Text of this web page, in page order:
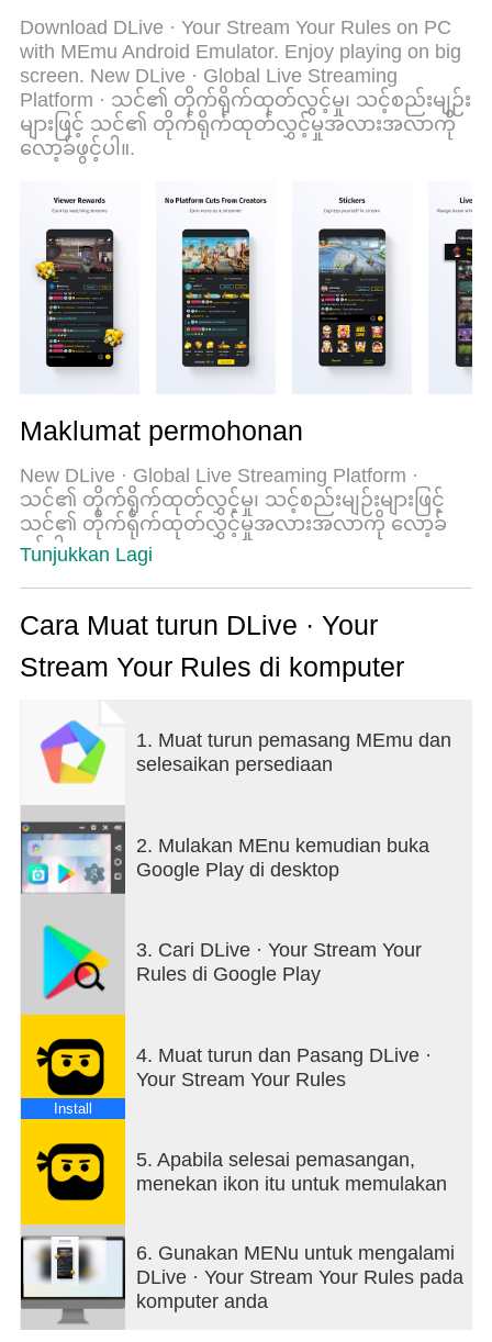
mudah, kawalan intuitif, tidak ada batasan bateri,
data mudah alih, dan panggilan yang mengganggu.
MEmu 9 yang baru adalah pilihan terbaik untuk
menggunakan DLive · Your Stream Your Rules di
komputer anda. Dikodkan dengan penyerapan
kami, pengurus multi-instance menjadikan
sama mungkin. Dan yang paling penting, mesin
emulasi eksklusif kami dapat melepaskan potensi
penuh PC anda, menjadikan semuanya lancar dan
menyeronokkan.
Download DLive · Your Stream Your Rules on PC
with MEmu Android Emulator. Enjoy playing on big
screen. New DLive · Global Live Streaming
Platform · သင်၏ တိုက်ရိုက်ထုတ်လွှင့်မှု၊ သင့်စည်းမျဉ်း
များဖြင့် သင်၏ တိုက်ရိုက်ထုတ်လွှင့်မှုအလားအလာကို
လော့ခ်ဖွင့်ပါ။.
Maklumat permohonan
New DLive · Global Live Streaming Platform ·
သင်၏ တိုက်ရိုက်ထုတ်လွှင့်မှု၊ သင့်စည်းမျဉ်းများဖြင့်
သင်၏ တိုက်ရိုက်ထုတ်လွှင့်မှုအလားအလာကို လော့ခ်
ဖွင့်ပါ။
ဖန်တီးသူများနှင့် ကြည့်ရှုသူများကို ခွန်အားပေးသည့်
ဖန်တီးရန်ဖြစ်သည်။
- ကြည့်ရှုသူဆုလာဘ်များ
ထုတ်လွှင့်မှုများကို ကြည့်ရှုပြီး ထုတ်လွှင့်သူများနှင့်
ချိတ်ဆက်ခြင်းဖြင့် ဝင်ငွေရယူပါ။
အချင်းချင်း ပံ့ပိုးကူညီသော အသိုက်အဝန်း၏ တစ်စိတ်
တစ်ပိုင်းဖြစ်ပါ။ အသိုင်းအဝိုင်းသည် DLive ၏အနာဂတ်
ကိုလမ်းညွှန်ခြင်းဖြင့် ပလပ်ဖောင်း၏ပိုင်ဆိုင်မှုတွင်
- တိုက်ရိုက်သတိပေးချက်များ
သင်အကြိုက်ဆုံး တိုက်ရိုက်ထုတ်လွှင့်သူများကို လိုက်နာ
ရယူပါ။
- ရာနှင့်ချီသောဂိမ်းများ
တွက်နိုင်သော မတူညီသော အကြောင်းအရာအမျိုး
အစားများကို စူးစမ်းပါ။
DLive သည် တိုက်ရိုက်ထုတ်လွှင့်သည့် ပလပ်ဖောင်းတစ်
ခုသာမက အသိုင်းအဝိုင်းတစ်ခုဖြစ်သည်။ DLive တွင်၊
ကျွန်ုပ်တို့သည် blockchain နည်းပညာဖြင့် သုံးစွဲသူများ
လက်ထဲ ပလပ်ဖောင်းပိုင်ဆိုင်မှုကို ချထားခြင်းဖြင့် ဂိမ်း
တစ်ခုလုံးကို ပြောင်းလဲနေသည်။ ပလပ်ဖောင်း ကြီးထွား
Tunjukkan Lagi
Cara Muat turun DLive · Your
Stream Your Rules di komputer
1. Muat turun pemasang MEmu dan
selesaikan persediaan
2. Mulakan MEnu kemudian buka
Google Play di desktop
3. Cari DLive · Your Stream Your
Rules di Google Play
Install
4. Muat turun dan Pasang DLive ·
Your Stream Your Rules
5. Apabila selesai pemasangan,
menekan ikon itu untuk memulakan
6. Gunakan MENu untuk mengalami
DLive · Your Stream Your Rules pada
komputer anda